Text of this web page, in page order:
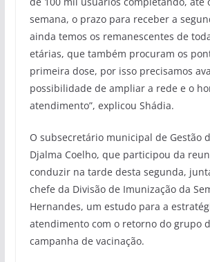
semana, o prazo para receber a
ainda temos os remanescentes de
etárias, que também procuram os
primeira dose, por isso precisamos
possibilidade de ampliar a rede e o
atendimento”, explicou Shádia.
O subsecretário municipal de Gestão
Djalma Coelho, que participou da
conduzir na tarde desta segunda,
chefe da Divisão de Imunização da
Hernandes, um estudo para a
atendimento com o retorno do grupo
campanha de vacinação.